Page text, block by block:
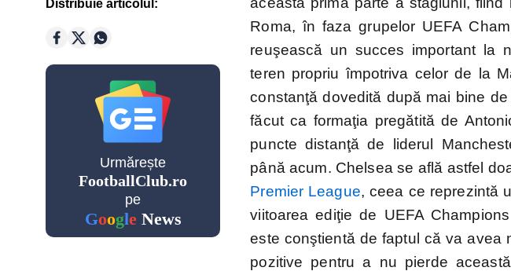
Saudi
Pro
League
2.Bundesliga
Segunda
División
Cupe Europene
Champions
League
Distribuie articolul:
Urmărește
FootballClub.ro
pe
GoogleNews
Roma, în faza grupelor UEFA
reuşească un succes important la
teren propriu împotriva celor de la
constanţă dovedită după mai bine
făcut ca formaţia pregătită de
puncte distanţă de liderul
până acum. Chelsea se află astfel
Premier League, ceea ce reprezintă
viitoarea ediţie de UEFA
este conştientă de faptul că va avea
pozitive pentru a nu pierde